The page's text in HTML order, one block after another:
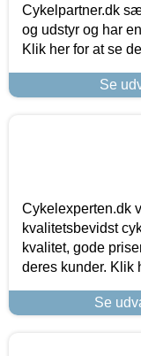
Cykelpartner.dk
og udstyr og har
Klik her for at se
Se
Cykelexperten.dk
kvalitetsbevidst
kvalitet, gode
deres kunder. Klik
Se